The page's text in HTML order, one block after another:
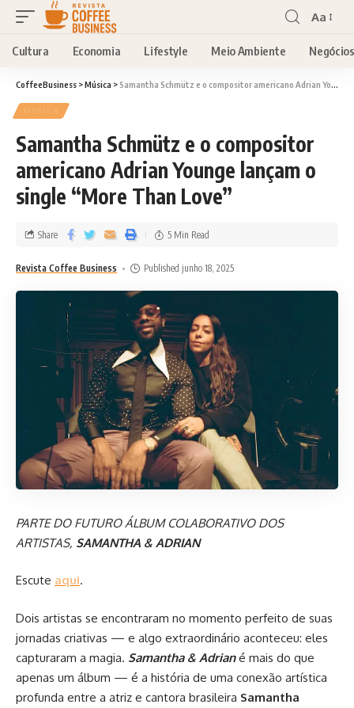
Aa
Cultura Economia Lifestyle Meio Ambiente Negócios
CoffeeBusiness >Música >Samantha Schmütz e o compositor americano Adrian Younge lançam o single “More Than Love”
MÚSICA
Samantha Schmütz e o compositor
americano Adrian Younge lançam o
single “More Than Love”
Revista Coffee Business Published junho 18, 2025
Share 5 Min Read
PARTE DO FUTURO ÁLBUM COLABORATIVO DOS
ARTISTAS, SAMANTHA & ADRIAN
Escute aqui.
Dois artistas se encontraram no momento perfeito de suas
jornadas criativas — e algo extraordinário aconteceu: eles
capturaram a magia. Samantha & Adriané mais do que
apenas um álbum — é a história de uma conexão artística
profunda entre a atriz e cantora brasileira Samantha